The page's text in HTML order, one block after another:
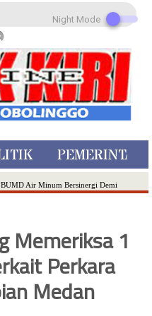
Air Minum Bersinergi Demi
Buron
Kota Batu Kembangkan Program Inovasi
JODA, Usung Filosofi Gelar Sehelai
Memeriksa 1
Perkara
Medan
Night Mode